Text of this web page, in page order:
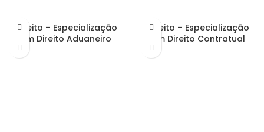
Direito – Especialização
em Direito Aduaneiro
Direito – Especialização
em Direito Contratual